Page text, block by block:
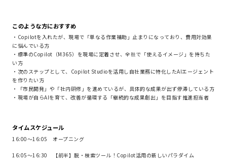
このような方におすすめ
・Copilotを入れたが、現場で「単なる作業補助」止まりになっており、費用対効果
に悩んでいる方
・標準のCopilot（M365）を現場に定着させ、全社で「使えるイメージ」を持ちた
い方
・次のステップとして、Copilot Studioを活用し自社業務に特化したAIエージェント
を作りたい方
・「市民開発」や「社内研修」を進めているが、具体的な成果が出ず停滞している方
・現場が自らAIを育て、改善が循環する「継続的な成果創出」を目指す推進担当者
タイムスケジュール
16:00～16:05 オープニング
16:05～16:30 【前半】脱・検索ツール！Copilot活用の新しいパラダイム